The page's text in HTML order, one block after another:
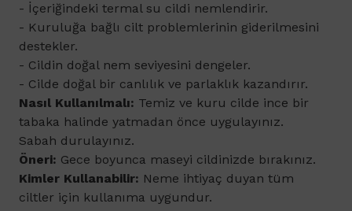
- İçeriğindeki termal su cildi nemlendirir.
- Kuruluğa bağlı cilt problemlerinin giderilmesini
destekler.
- Cildin doğal nem seviyesini dengeler.
- Cilde doğal bir canlılık ve parlaklık kazandırır.
Nasıl Kullanılmalı: Temiz ve kuru cilde ince bir
tabaka halinde yatmadan önce uygulayınız.
Sabah durulayınız.
Öneri: Gece boyunca maseyi cildinizde bırakınız.
Kimler Kullanabilir: Neme ihtiyaç duyan tüm
ciltler için kullanıma uygundur.